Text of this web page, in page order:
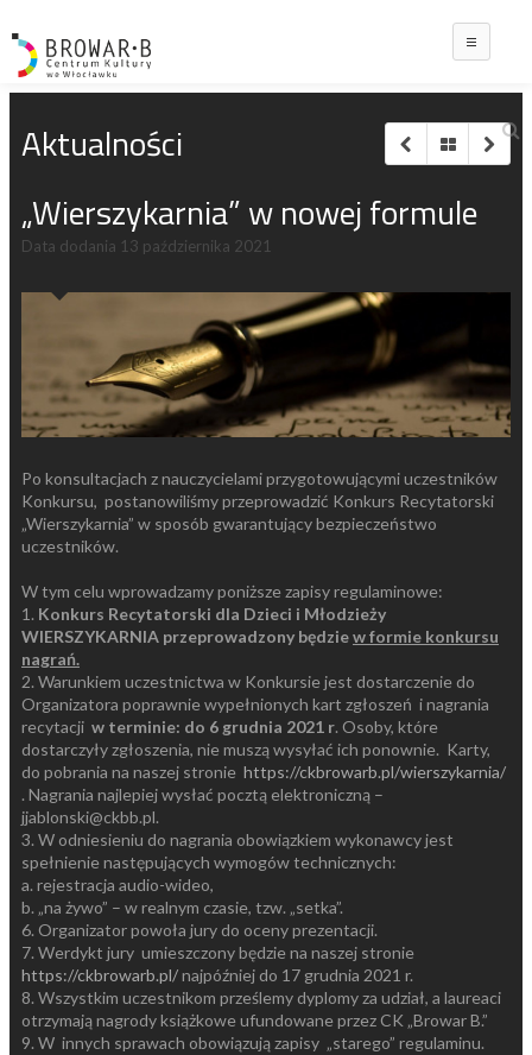
Aktualności
„Wierszykarnia” w nowej formule
Data dodania 13 października 2021
Po konsultacjach z nauczycielami przygotowującymi uczestników
Konkursu, postanowiliśmy przeprowadzić Konkurs Recytatorski
„Wierszykarnia” w sposób gwarantujący bezpieczeństwo
uczestników.
W tym celu wprowadzamy poniższe zapisy regulaminowe:
1. Konkurs Recytatorski dla Dzieci i Młodzieży
WIERSZYKARNIA przeprowadzony będziew formie konkursu
nagrań.
2. Warunkiem uczestnictwa w Konkursie jest dostarczenie do
Organizatora poprawnie wypełnionych kart zgłoszeń i nagrania
recytacji w terminie: do 6 grudnia 2021 r. Osoby, które
dostarczyły zgłoszenia, nie muszą wysyłać ich ponownie. Karty,
do pobrania na naszej stronie https://ckbrowarb.pl/wierszykarnia/
. Nagrania najlepiej wysłać pocztą elektroniczną –
jjablonski@ckbb.pl.
3. W odniesieniu do nagrania obowiązkiem wykonawcy jest
spełnienie następujących wymogów technicznych:
a. rejestracja audio-wideo,
b. „na żywo” – w realnym czasie, tzw. „setka”.
6. Organizator powoła jury do oceny prezentacji.
7. Werdykt jury umieszczony będzie na naszej stronie
https://ckbrowarb.pl/najpóźniej do 17 grudnia 2021 r.
8. Wszystkim uczestnikom prześlemy dyplomy za udział, a laureaci
otrzymają nagrody książkowe ufundowane przez CK „Browar B.”
9. W innych sprawach obowiązują zapisy „starego” regulaminu.